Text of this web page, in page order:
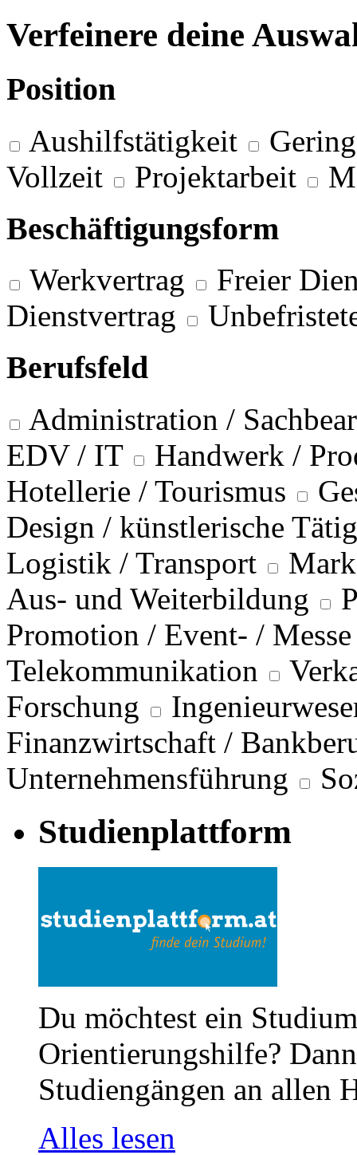
Verfeinere deine
Position
Aushilfstätigkeit
Vollzeit
Projektarbeit
Beschäftigungsform
Werkvertrag
Freier
Dienstvertrag
Berufsfeld
Administration /
EDV / IT
Handwerk /
Hotellerie / Tourismus
Design / künstlerische
Logistik / Transport
Aus- und Weiterbildung
Promotion / Event- / Messe
Telekommunikation
Forschung
Finanzwirtschaft /
Unternehmensführung
Studienplattform
Du möchtest ein
Orientierungshilfe?
Studiengängen an allen
Alles lesen